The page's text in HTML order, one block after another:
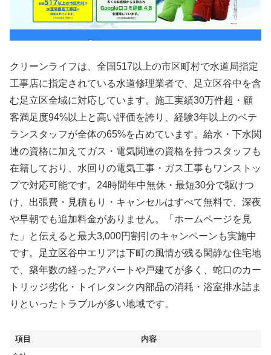
クリーンライフは、全国517以上の市区町村で水道局指定
工事店に指定されている水道修理業者で、足立区谷中を含
む足立区全域に対応しています。施工実績30万件超・顧
客満足度94%以上と高い評価を誇り、経験3年以上のベテ
ランスタッフが全体の65%を占めています。給水・下水関
連の資格に加えてガス・電気関連の資格を持つスタッフも
在籍しており、水回りの電気工事・ガス工事もワンストッ
プで対応可能です。24時間年中無休・最短30分で駆けつ
け、出張費・見積もり・キャンセルはすべて無料で、深夜
や早朝でも追加料金がありません。「ホームページを見
た」と伝えると最大3,000円割引のキャンペーンも実施中
です。足立区谷中エリアは下町の風情が残る閑静な住宅地
で、築年数の経ったアパートや戸建てが多く、蛇口のカー
トリッジ劣化・トイレタンク内部品の消耗・浴室排水詰ま
りといったトラブルが多い地域です。
項目
内容